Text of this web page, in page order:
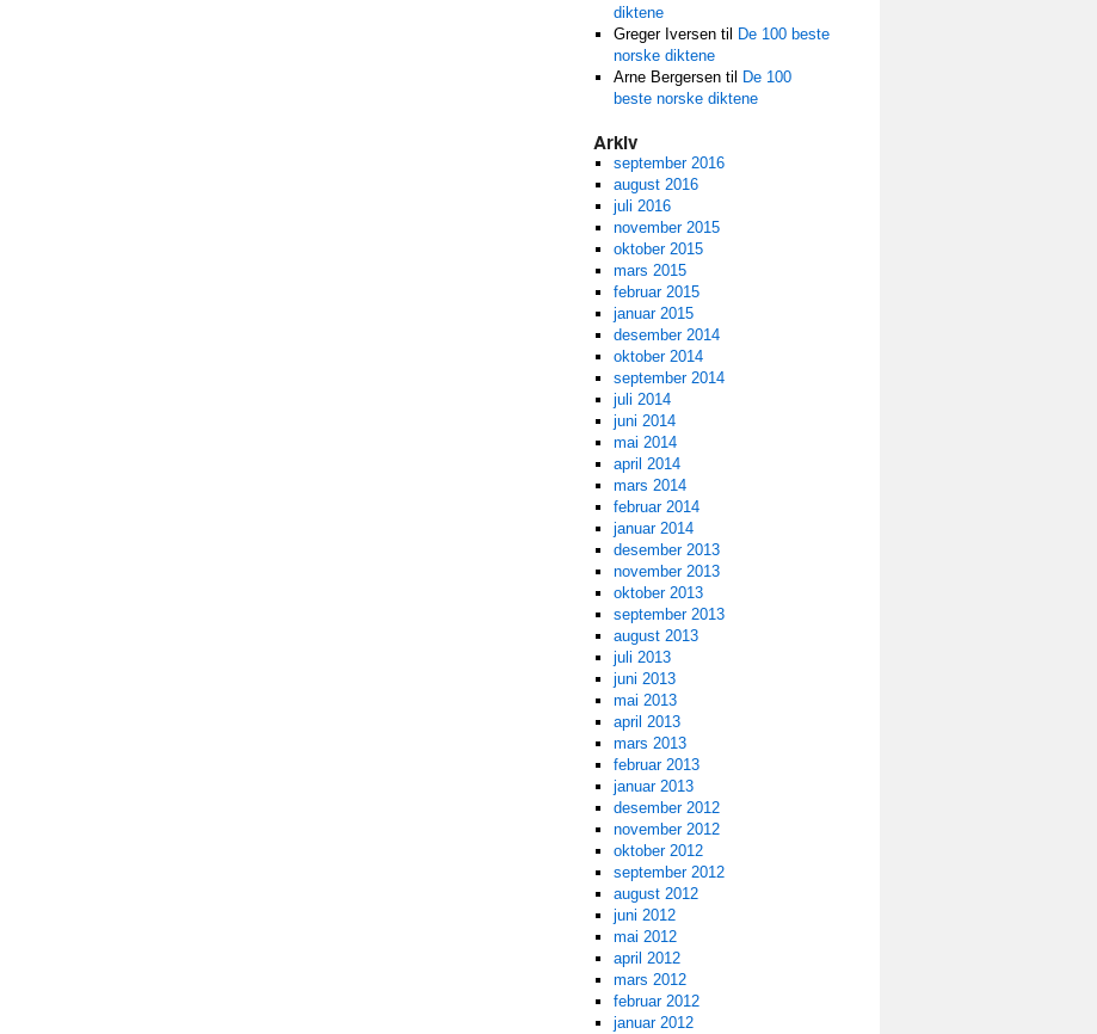
diktene
Greger Iversentil
De 100 beste
norske diktene
Arne Bergersentil
De 100
beste norske diktene
Arkiv
september 2016
august 2016
juli 2016
november 2015
oktober 2015
mars 2015
februar 2015
januar 2015
desember 2014
oktober 2014
september 2014
juli 2014
juni 2014
mai 2014
april 2014
mars 2014
februar 2014
januar 2014
desember 2013
november 2013
oktober 2013
september 2013
august 2013
juli 2013
juni 2013
mai 2013
april 2013
mars 2013
februar 2013
januar 2013
desember 2012
november 2012
oktober 2012
september 2012
august 2012
juni 2012
mai 2012
april 2012
mars 2012
februar 2012
januar 2012